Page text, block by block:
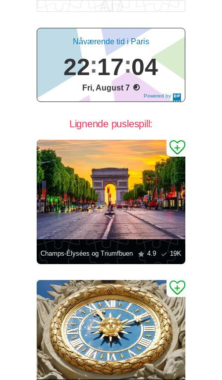
Powered by
DaysPedia.c
Nåværende tid i Paris
22 17 05
Fri, August 7
Lignende puslespill:
Champs-Élysées og Triumfbuen 4.9 19K